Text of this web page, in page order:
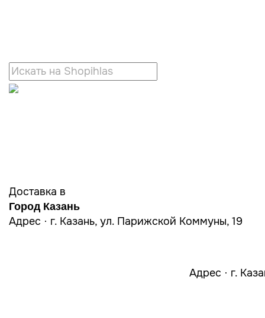
Доставка в
Город Казань
Адрес · г. Казань, ул. Парижской Коммуны, 19
Адрес · г.